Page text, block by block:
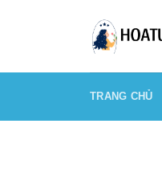
TRANG CHỦ